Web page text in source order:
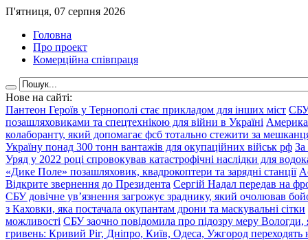
П'ятниця, 07 серпня 2026
Головна
Про проект
Комерційна співпраця
Нове на сайті:
Пантеон Героїв у Тернополі стає прикладом для інших міст СБУ
позашляховиками та спецтехнікою для війни в Україні
колаборанту, який допомагає фсб тотально стежити за
Україну понад 300 тонн вантажів для окупаційних військ рф За
Уряд у 2022 році спровокував катастрофічні наслідки для
«Дике Поле» позашляховик, квадрокоптери та зарядні станції
Відкрите звернення до Президента Сергій Надал передав на
СБУ довічне ув’язнення загрожує зраднику, який очолював
з Каховки, яка постачала окупантам дрони та маскувальні сітки
можливості СБУ заочно повідомила про підозру меру Вологди,
гривень: Кривий Ріг, Дніпро, Київ, Одеса, Ужгород переходять